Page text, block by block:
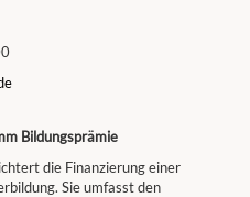
Bildungsprämie
die Finanzierung einer
Sie umfasst den